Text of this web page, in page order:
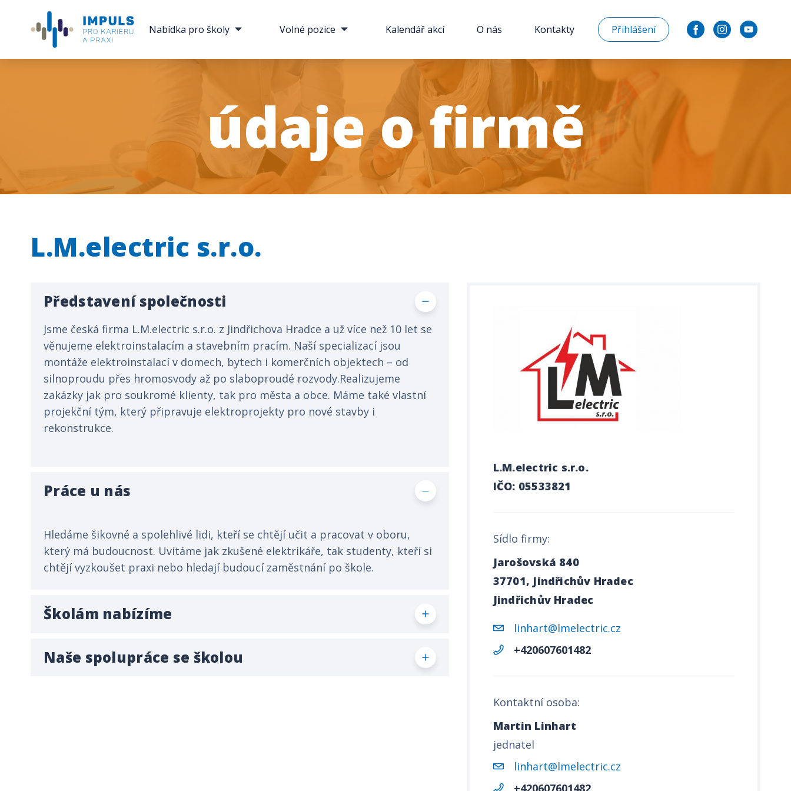
Nabídka pro školy Volné pozice Kalendář akcí O nás Kontakty Přihlášení
údaje o firmě
L.M.electric s.r.o.
Představení společnosti
Jsme česká firma L.M.electric s.r.o. z Jindřichova Hradce a už více než 10 let se
věnujeme elektroinstalacím a stavebním pracím. Naší specializací jsou
montáže elektroinstalací v domech, bytech i komerčních objektech – od
silnoproudu přes hromosvody až po slaboproudé rozvody.Realizujeme
zakázky jak pro soukromé klienty, tak pro města a obce. Máme také vlastní
projekční tým, který připravuje elektroprojekty pro nové stavby i
rekonstrukce.
Práce u nás
Hledáme šikovné a spolehlivé lidi, kteří se chtějí učit a pracovat v oboru,
který má budoucnost. Uvítáme jak zkušené elektrikáře, tak studenty, kteří si
chtějí vyzkoušet praxi nebo hledají budoucí zaměstnání po škole.
Školám nabízíme
Naše spolupráce se školou
L.M.electric s.r.o.
IČO: 05533821
Sídlo firmy:
Jarošovská 840
37701, Jindřichův Hradec
Jindřichův Hradec
linhart@lmelectric.cz
+420607601482
Kontaktní osoba:
Martin Linhart
jednatel
linhart@lmelectric.cz
+420607601482